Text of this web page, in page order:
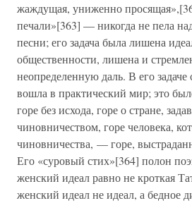
жаждущая, униженно
печали»[363] — никогда не пела
песни; его задача была лишена
общественности, лишена и
неопределенную даль. В его задаче
вошла в практический мир; это
горе без исхода, горе о стране,
чиновничеством, горе человека,
чиновничества, — горе,
Его «суровый стих»[364] полон
женский идеал равно не кроткая
женский идеал не идеал, а бедное